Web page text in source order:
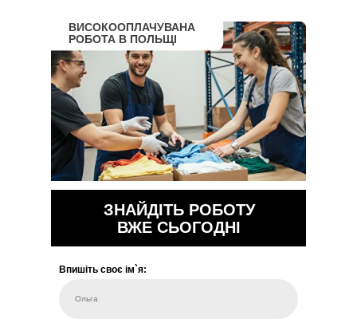
ВИСОКООПЛАЧУВАНА
РОБОТА В ПОЛЬЩІ
Впишіть своє ім`я:
Ольга
ЗНАЙДІТЬ РОБОТУ
ВЖЕ СЬОГОДНІ